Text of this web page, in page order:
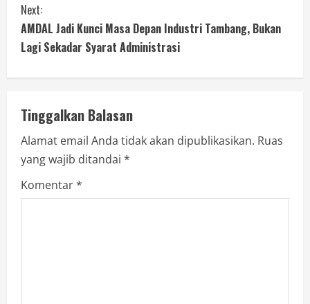
Next:
AMDAL Jadi Kunci Masa Depan Industri Tambang, Bukan
Lagi Sekadar Syarat Administrasi
Tinggalkan Balasan
Alamat email Anda tidak akan dipublikasikan. Ruas
yang wajib ditandai *
Komentar*